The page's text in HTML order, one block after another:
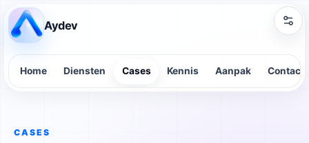
Aydev
Home Diensten Cases Kennis Aanpak Contact
CASES